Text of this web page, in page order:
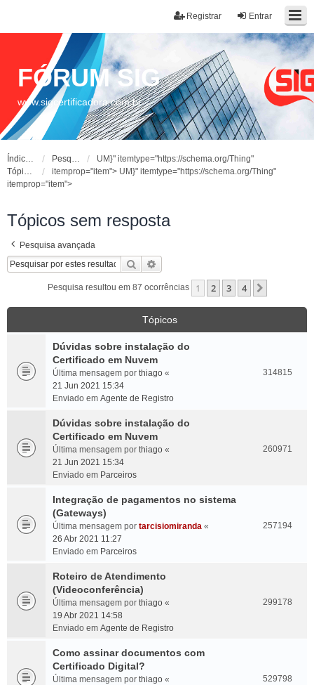
Entrar
Registrar
FÓRUM SIG
www.sigcertificadora.com.br
Índice do fórum Pesquisar
UM}" itemtype="https://schema.org/Thing"
itemprop="item">
Tópicos sem resposta
UM}" itemtype="https://schema.org/Thing"
itemprop="item">
Tópicos sem resposta
Pesquisa avançada
Pesquisar
Pesquisa resultou em 87 ocorrências 1 2 3 4
Tópicos
Dúvidas sobre instalação do
Certificado em Nuvem
Última mensagem por thiago «
21 Jun 2021 15:34
Enviado em Agente de Registro
314815
Dúvidas sobre instalação do
Certificado em Nuvem
Última mensagem por thiago «
21 Jun 2021 15:34
Enviado em Parceiros
260971
Integração de pagamentos no sistema
(Gateways)
Última mensagem por tarcisiomiranda «
26 Abr 2021 11:27
Enviado em Parceiros
257194
Roteiro de Atendimento
(Videoconferência)
Última mensagem por thiago «
19 Abr 2021 14:58
Enviado em Agente de Registro
299178
Como assinar documentos com
Certificado Digital?
Última mensagem por thiago «
529798